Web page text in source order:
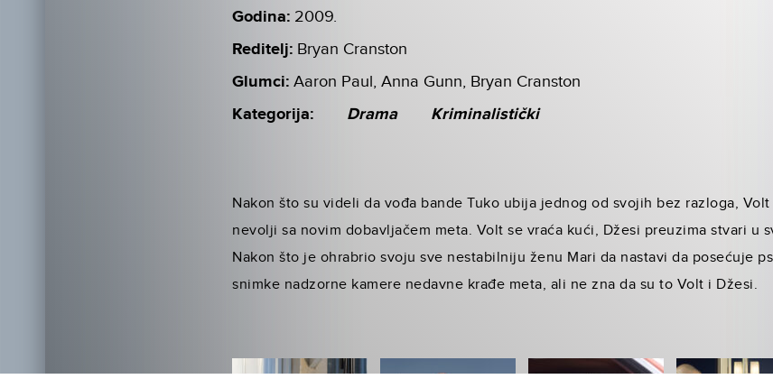
Godina: 2009.
Reditelj: Bryan Cranston
Glumci: Aaron Paul, Anna Gunn, Bryan Cranston
Kategorija: Drama Kriminalistički
Nakon što su videli da vođa bande Tuko ubija jednog od svojih bez razloga,
nevolji sa novim dobavljačem meta. Volt se vraća kući, Džesi preuzima stvari u
Nakon što je ohrabrio svoju sve nestabilniju ženu Mari da nastavi da posećuje
snimke nadzorne kamere nedavne krađe meta, ali ne zna da su to Volt i Džesi.